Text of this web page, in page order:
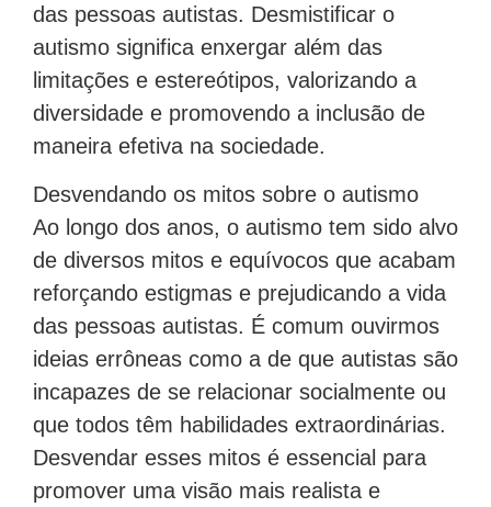
das pessoas autistas. Desmistificar o
autismo significa enxergar além das
limitações e estereótipos, valorizando a
diversidade e promovendo a inclusão de
maneira efetiva na sociedade.
Desvendando os mitos sobre o autismo
Ao longo dos anos, o autismo tem sido alvo
de diversos mitos e equívocos que acabam
reforçando estigmas e prejudicando a vida
das pessoas autistas. É comum ouvirmos
ideias errôneas como a de que autistas são
incapazes de se relacionar socialmente ou
que todos têm habilidades extraordinárias.
Desvendar esses mitos é essencial para
promover uma visão mais realista e